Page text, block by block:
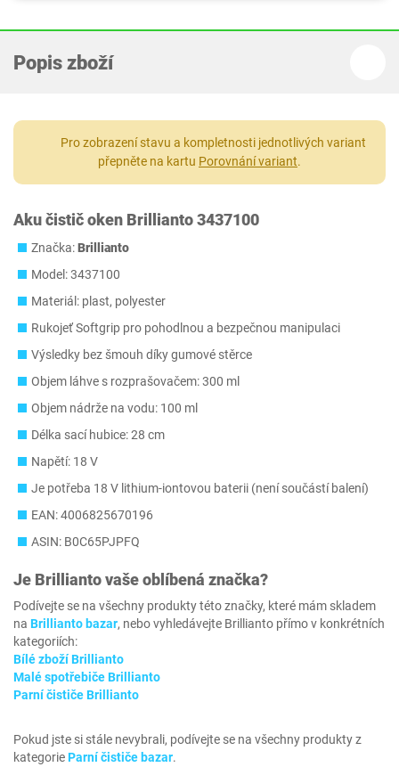
Popis zboží
Pro zobrazení stavu a kompletnosti jednotlivých variant
přepněte na kartu Porovnání variant.
Aku čistič oken Brillianto 3437100
Značka:Brillianto
Model: 3437100
Materiál: plast, polyester
Rukojeť Softgrip pro pohodlnou a bezpečnou manipulaci
Výsledky bez šmouh díky gumové stěrce
Objem láhve s rozprašovačem: 300 ml
Objem nádrže na vodu: 100 ml
Délka sací hubice: 28 cm
Napětí: 18 V
Je potřeba 18 V lithium-iontovou baterii (není součástí balení)
EAN: 4006825670196
ASIN: B0C65PJPFQ
Je Brilliantovaše oblíbená značka?
Podívejte se na všechny produkty této značky, které mám skladem
na Brillianto bazar, nebo vyhledávejte Brillianto přímo v konkrétních
kategoriích:
Bílé zboží Brillianto
Malé spotřebiče Brillianto
Parní čističe Brillianto
Pokud jste si stále nevybrali, podívejte se na všechny produkty z
kategorieParní čističe bazar.